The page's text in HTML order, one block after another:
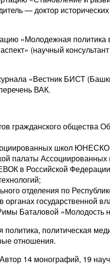
— доктор
«Молодежная политика
(научный
«Вестник БИСТ
ВАК.
гражданского общества
школ ЮНЕСКО
палаты
в Российской
отделения по
государственной
Баталовой «Молодость
политическая
отношения.
14 монографий, 19